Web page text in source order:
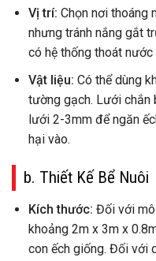
Vị trí: Chọn nơi thoáng
nhưng tránh nắng gắt
có hệ thống thoát nước
Vật liệu: Có thể dùng
tường gạch. Lưới chắn
lưới 2-3mm để ngăn
hại vào.
b. Thiết Kế Bể Nuôi
Kích thước: Đối với mô
khoảng 2m x 3m x
con ếch giống. Đối với